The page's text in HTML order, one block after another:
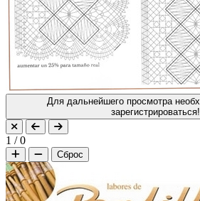
Для дальнейшего просмотра необходимо войти или
зарегистрироваться!
1 /0
Сброс